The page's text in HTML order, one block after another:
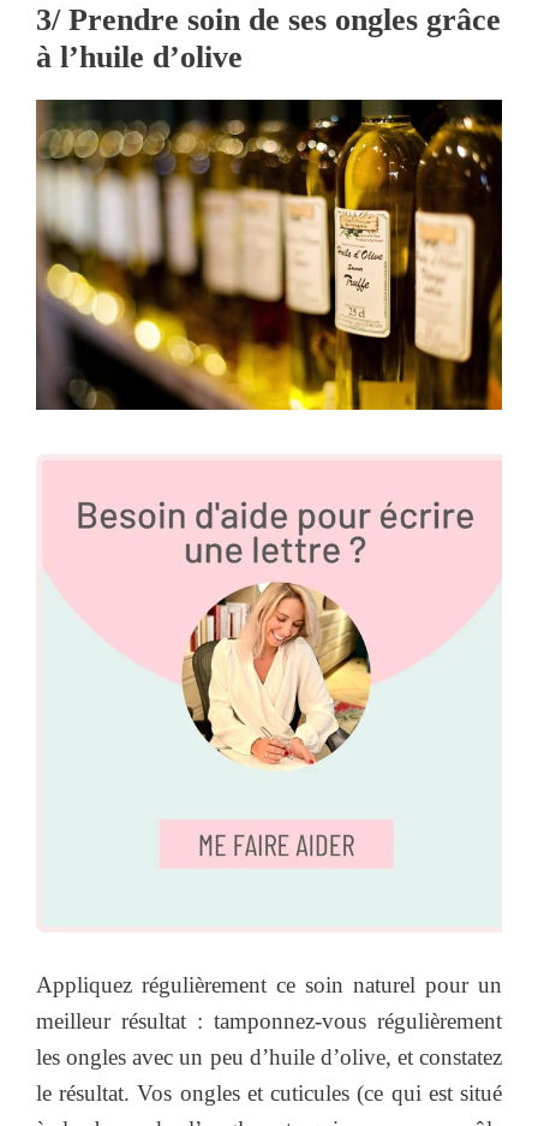
3/ Prendre soin de ses ongles grâce
à l’huile d’olive
Appliquez régulièrement ce soin naturel pour un
meilleur résultat : tamponnez-vous régulièrement
les ongles avec un peu d’huile d’olive, et constatez
le résultat. Vos ongles et cuticules (ce qui est situé